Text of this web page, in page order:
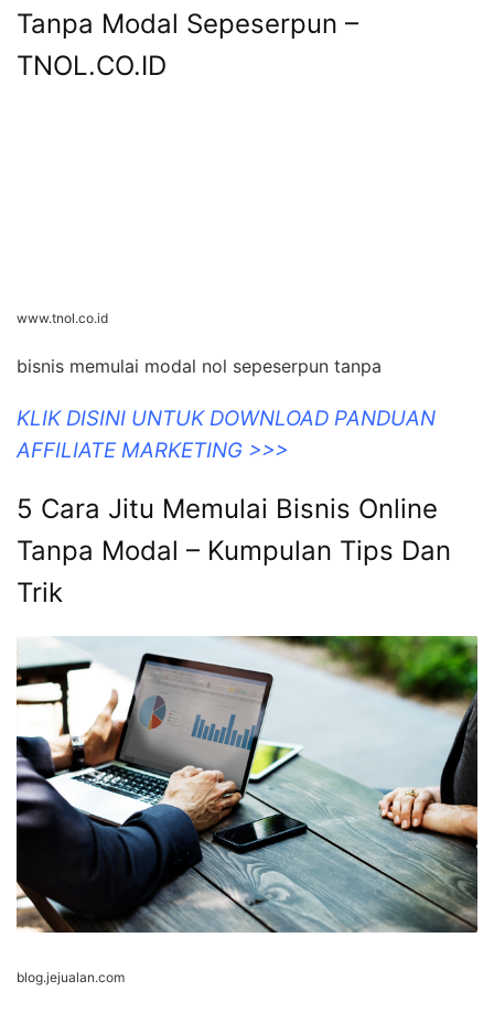
Tanpa Modal Sepeserpun –
TNOL.CO.ID
www.tnol.co.id
bisnis memulai modal nol sepeserpun tanpa
KLIK DISINI UNTUK DOWNLOAD PANDUAN
AFFILIATE MARKETING >>>
5 Cara Jitu Memulai Bisnis Online
Tanpa Modal – Kumpulan Tips Dan
Trik
blog.jejualan.com